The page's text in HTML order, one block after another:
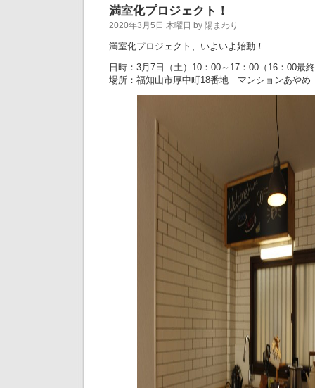
満室化プロジェクト！
2020年3月5日 木曜日 by 陽まわり
満室化プロジェクト、いよいよ始動！
日時：3月7日（土）10：00～17：00（16：00最
場所：福知山市厚中町18番地 マンションあやめ